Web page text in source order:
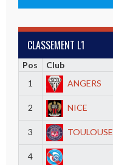
CLASSEMENT L1
Pos Club
1
ANGERS
2 NICE
3 TOULOUSE
4